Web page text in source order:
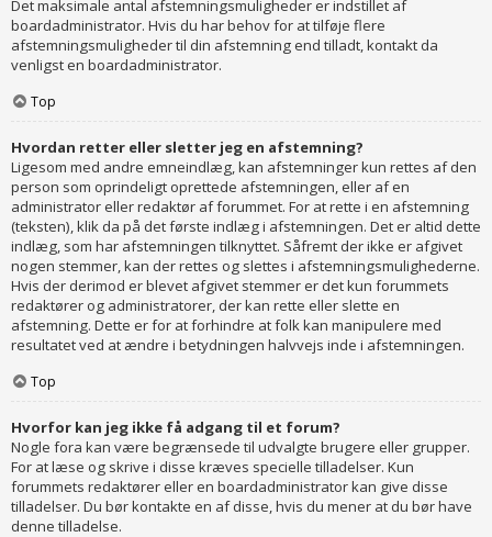
Det maksimale antal afstemningsmuligheder er indstillet af
boardadministrator. Hvis du har behov for at tilføje flere
afstemningsmuligheder til din afstemning end tilladt, kontakt da
venligst en boardadministrator.
Top
Hvordan retter eller sletter jeg en afstemning?
Ligesom med andre emneindlæg, kan afstemninger kun rettes af den
person som oprindeligt oprettede afstemningen, eller af en
administrator eller redaktør af forummet. For at rette i en afstemning
(teksten), klik da på det første indlæg i afstemningen. Det er altid dette
indlæg, som har afstemningen tilknyttet. Såfremt der ikke er afgivet
nogen stemmer, kan der rettes og slettes i afstemningsmulighederne.
Hvis der derimod er blevet afgivet stemmer er det kun forummets
redaktører og administratorer, der kan rette eller slette en
afstemning. Dette er for at forhindre at folk kan manipulere med
resultatet ved at ændre i betydningen halvvejs inde i afstemningen.
Top
Hvorfor kan jeg ikke få adgang til et forum?
Nogle fora kan være begrænsede til udvalgte brugere eller grupper.
For at læse og skrive i disse kræves specielle tilladelser. Kun
forummets redaktører eller en boardadministrator kan give disse
tilladelser. Du bør kontakte en af disse, hvis du mener at du bør have
denne tilladelse.